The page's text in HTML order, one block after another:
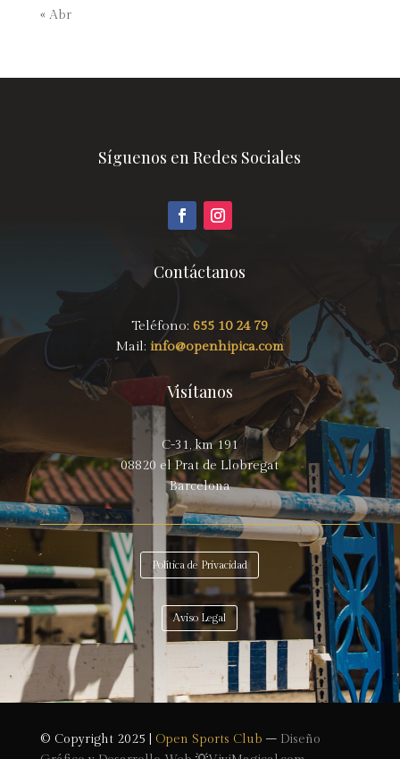
« Abr
Síguenos en Redes Sociales
Contáctanos
Teléfono:655 10 24 79
Mail: info@openhipica.com
Visítanos
C-31, km 191
08820 el Prat de Llobregat
Barcelona
Política de Privacidad
Aviso Legal
© Copyright 2025 | Open Sports Club – Diseño